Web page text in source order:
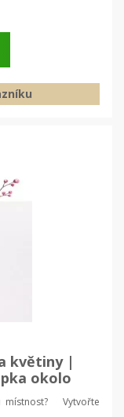
květiny |
okolo
místnost? Vytvořte